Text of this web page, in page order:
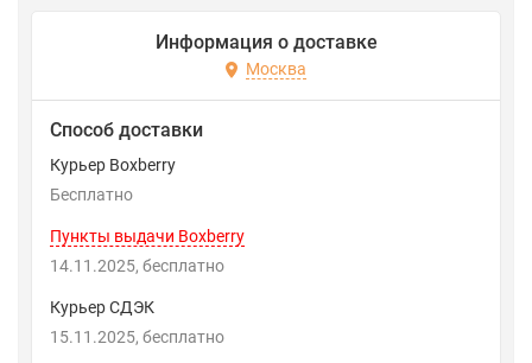
Информация о доставке
Москва
Способ доставки
Курьер Boxberry
Бесплатно
Пункты выдачи Boxberry
14.11.2025
Бесплатно
Курьер СДЭК
15.11.2025
Бесплатно